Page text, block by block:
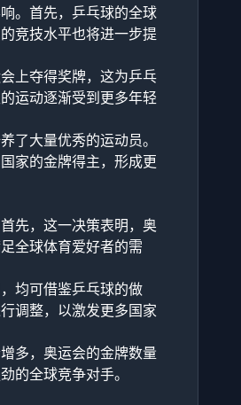
。首先，乒乓球的全球
竞技水平也将进一步提
上夺得奖牌，这为乒乓
运动逐渐受到更多年轻
了大量优秀的运动员。
家的金牌得主，形成更
先，这一决策表明，奥
全球体育爱好者的需
均可借鉴乒乓球的做
调整，以激发更多国家
多，奥运会的金牌数量
的全球竞争对手。